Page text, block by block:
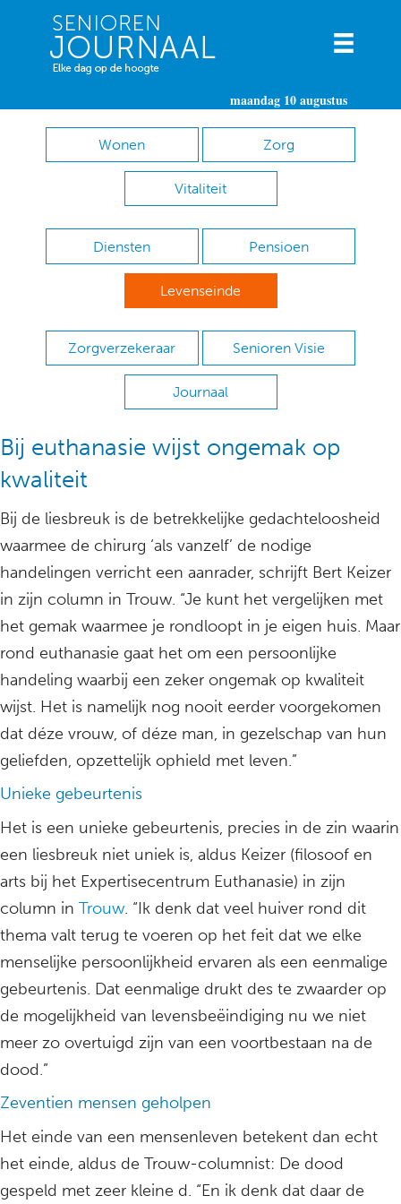
maandag 10 augustus
Wonen Zorg
Vitaliteit
Diensten Pensioen
Levenseinde
Zorgverzekeraar Senioren Visie
Journaal
Bij euthanasie wijst ongemak op
kwaliteit
Bij de liesbreuk is de betrekkelijke gedachteloosheid
waarmee de chirurg ‘als vanzelf’ de nodige
handelingen verricht een aanrader, schrijft Bert Keizer
in zijn column in Trouw. “Je kunt het vergelijken met
het gemak waarmee je rondloopt in je eigen huis. Maar
rond euthanasie gaat het om een persoonlijke
handeling waarbij een zeker ongemak op kwaliteit
wijst. Het is namelijk nog nooit eerder voorgekomen
dat déze vrouw, of déze man, in gezelschap van hun
geliefden, opzettelijk ophield met leven.”
Unieke gebeurtenis
Het is een unieke gebeurtenis, precies in de zin waarin
een liesbreuk niet uniek is, aldus Keizer (filosoof en
arts bij het Expertisecentrum Euthanasie) in zijn
column in Trouw. “Ik denk dat veel huiver rond dit
thema valt terug te voeren op het feit dat we elke
menselijke persoonlijkheid ervaren als een eenmalige
gebeurtenis. Dat eenmalige drukt des te zwaarder op
de mogelijkheid van levensbeëindiging nu we niet
meer zo overtuigd zijn van een voortbestaan na de
dood.”
Zeventien mensen geholpen
Het einde van een mensenleven betekent dan echt
het einde, aldus de Trouw-columnist: De dood
gespeld met zeer kleine d. “En ik denk dat daar de